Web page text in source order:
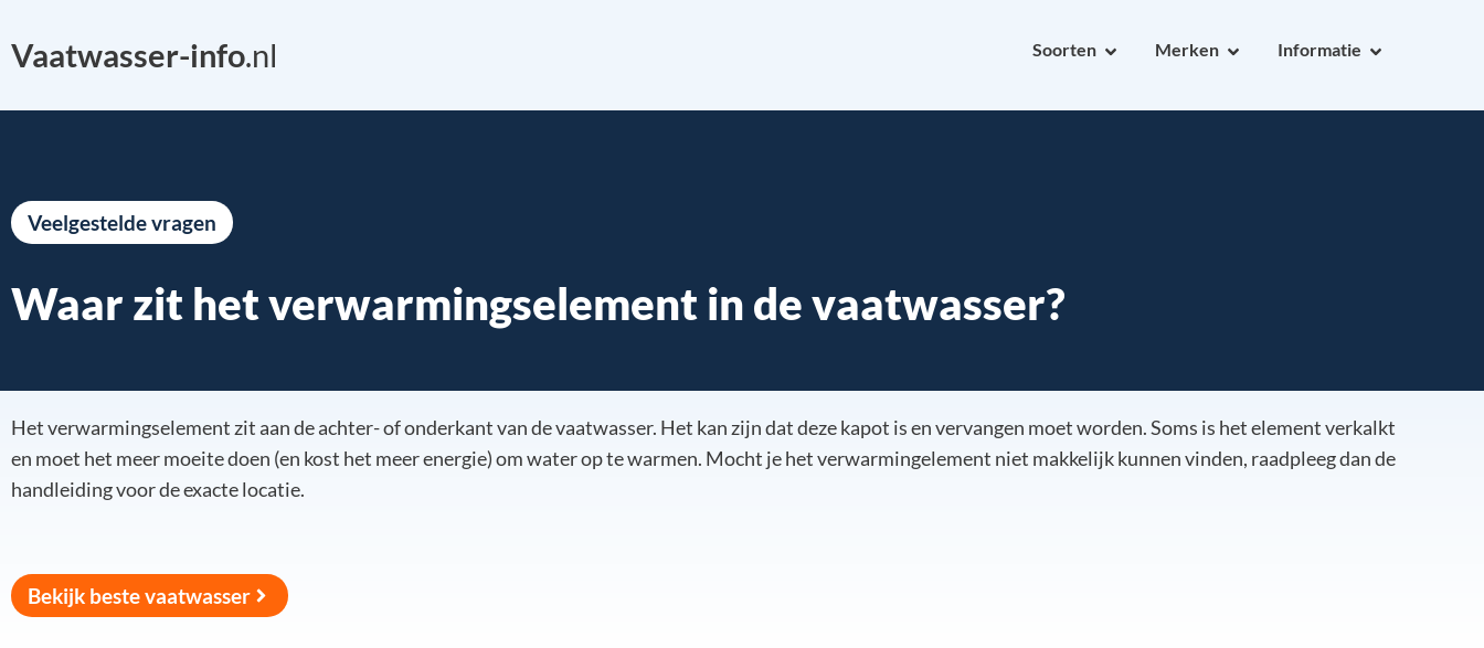
Vaatwasser-info.nl Soorten Merken Informatie
Veelgestelde vragen
Waar zit het verwarmingselement in de vaatwasser?
Het verwarmingselement zit aan de achter- of onderkant van de vaatwasser. Het kan zijn dat deze kapot is en vervangen moet worden. Soms is het element verkalkt
en moet het meer moeite doen (en kost het meer energie) om water op te warmen. Mocht je het verwarmingelement niet makkelijk kunnen vinden, raadpleeg dan de
handleiding voor de exacte locatie.
Bekijk beste vaatwasser